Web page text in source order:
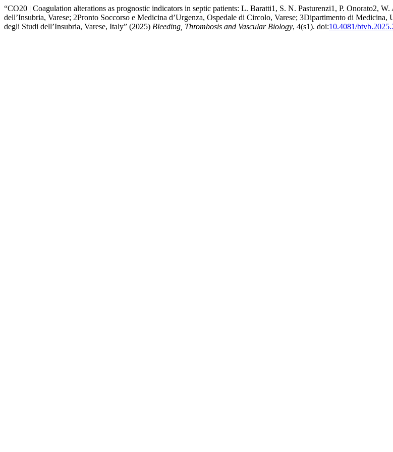
“CO20 | Coagulation alterations as prognostic indicators in septic patients: L. Baratti1, S. N. Pasturenzi1, P. Onorato2,
dell’Insubria, Varese; 2Pronto Soccorso e Medicina d’Urgenza, Ospedale di Circolo, Varese; 3Dipartimento di
degli Studi dell’Insubria, Varese, Italy” (2025) Bleeding, Thrombosis and Vascular Biology, 4(s1). doi:10.4081/